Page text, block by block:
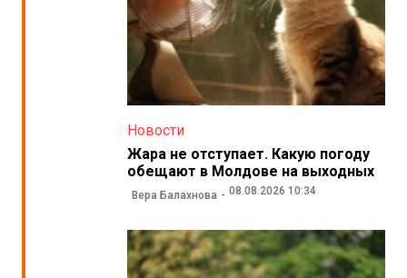
Новости
Жара не отступает. Какую погоду
обещают в Молдове на выходных
Вера Балахнова 08.08.2026 10:34